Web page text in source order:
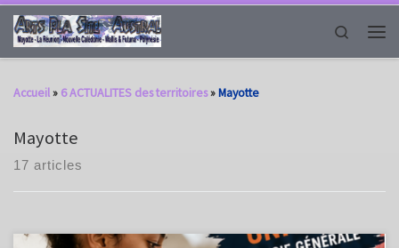
Passer au contenu
Search
Accueil» 6 ACTUALITES des territoires»Mayotte
Mayotte
17 articles